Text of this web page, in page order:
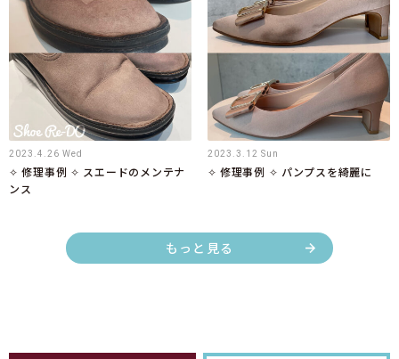
2023.4.26 Wed
✧ 修理事例 ✧ スエードのメンテナ
ンス
2023.3.12 Sun
✧ 修理事例 ✧ パンプスを綺麗に
もっと見る